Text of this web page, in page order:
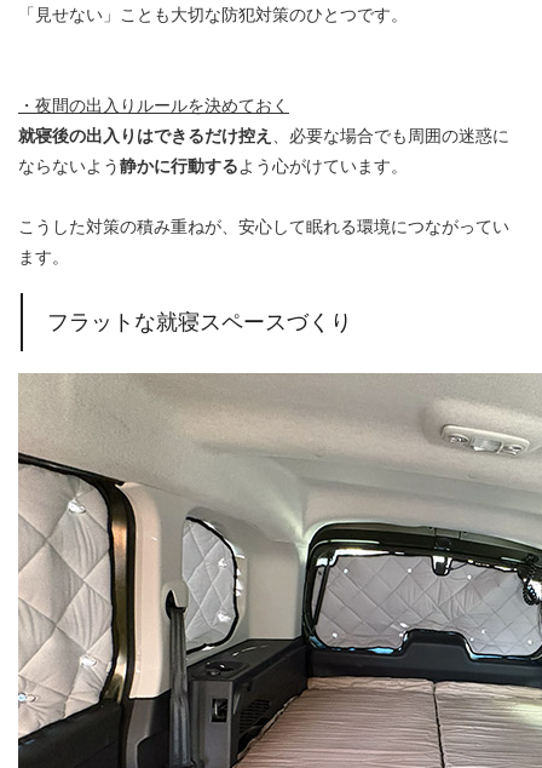
「見せない」ことも大切な防犯対策のひとつです。
・夜間の出入りルールを決めておく
就寝後の出入りはできるだけ控え 、必要な場合でも周囲の迷惑に
ならないよう静かに行動するよう心がけています。
こうした対策の積み重ねが、安心して眠れる環境につながってい
ます。
フラットな就寝スペースづくり